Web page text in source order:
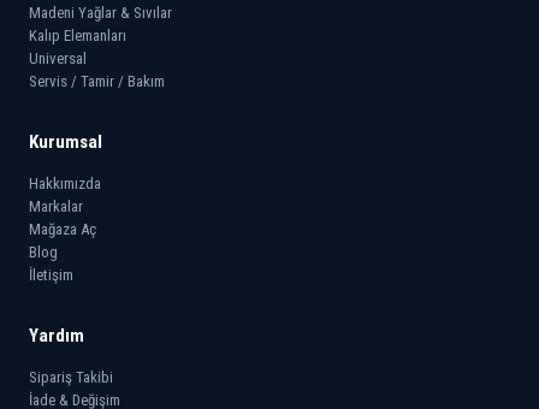
Madeni Yağlar & Sıvılar
Kalıp Elemanları
Universal
Servis / Tamir / Bakım
Kurumsal
Hakkımızda
Markalar
Mağaza Aç
Blog
İletişim
Yardım
Sipariş Takibi
İade & Değişim